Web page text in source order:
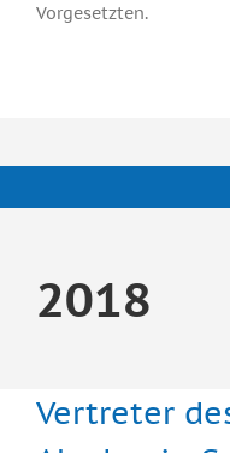
Vorgesetzten.
2018
Vertreter